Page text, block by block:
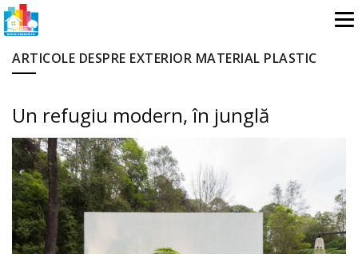
ARTICOLE DESPRE EXTERIOR MATERIAL PLASTIC
Un refugiu modern, în junglă